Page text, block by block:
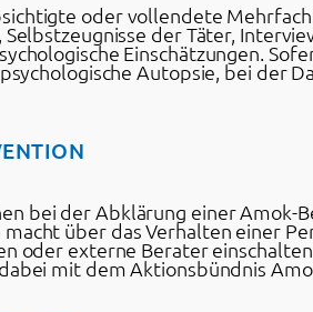
oder vollendete
der Täter,
Einschätzungen.
Autopsie, bei der
bei der Abklärung einer
über das Verhalten einer
oder externe Berater
mit dem Aktionsbündnis